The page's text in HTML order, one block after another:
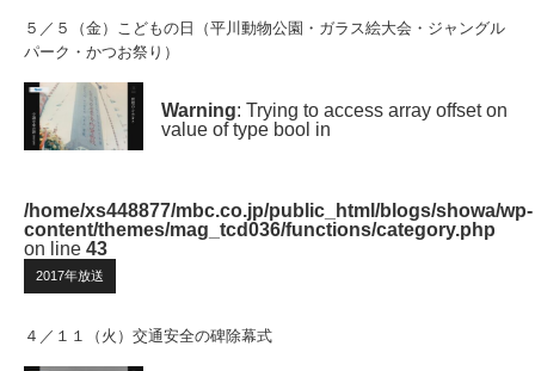
５／５（金）こどもの日（平川動物公園・ガラス絵大会・ジャングル
パーク・かつお祭り）
Warning: Trying to access array offset on
value of type bool in
/home/xs448877/mbc.co.jp/public_html/blogs/showa/wp-
content/themes/mag_tcd036/functions/category.php
on line 43
2017年放送
４／１１（火）交通安全の碑除幕式